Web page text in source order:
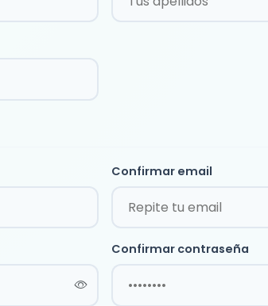
Confirmar email
Confirmar contraseña